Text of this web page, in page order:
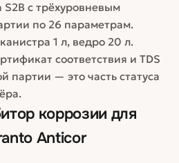
S2B с трёхуровневым
по 26 параметрам.
1 л, ведро 20 л.
соответствия и TDS
партии — это часть статуса
коррозии для
Anticor